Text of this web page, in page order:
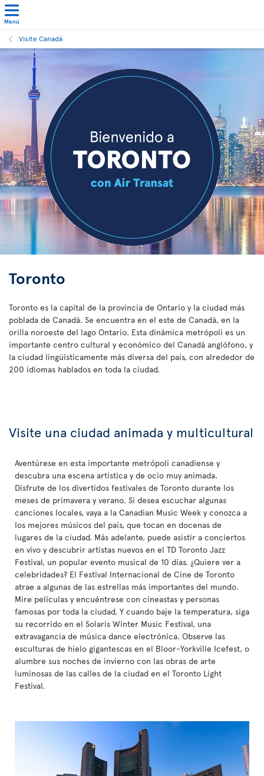
Menú
Visite Canadá
Toronto
Toronto es la capital de la provincia de Ontario y la ciudad más
poblada de Canadá. Se encuentra en el este de Canadá, en la
orilla noroeste del lago Ontario. Esta dinámica metrópoli es un
importante centro cultural y económico del Canadá anglófono, y
la ciudad lingüísticamente más diversa del país, con alrededor de
200 idiomas hablados en toda la ciudad.
Visite una ciudad animada y multicultural
Aventúrese en esta importante metrópoli canadiense y
descubra una escena artística y de ocio muy animada.
Disfrute de los divertidos festivales de Toronto durante los
meses de primavera y verano. Si desea escuchar algunas
canciones locales, vaya a la Canadian Music Week y conozca a
los mejores músicos del país, que tocan en docenas de
lugares de la ciudad. Más adelante, puede asistir a conciertos
en vivo y descubrir artistas nuevos en el TD Toronto Jazz
Festival, un popular evento musical de 10 días. ¿Quiere ver a
celebridades? El Festival Internacional de Cine de Toronto
atrae a algunas de las estrellas más importantes del mundo.
Mire películas y encuéntrese con cineastas y personas
famosas por toda la ciudad. Y cuando baje la temperatura, siga
su recorrido en el Solaris Winter Music Festival, una
extravagancia de música dance electrónica. Observe las
esculturas de hielo gigantescas en el Bloor-Yorkville Icefest, o
alumbre sus noches de invierno con las obras de arte
luminosas de las calles de la ciudad en el Toronto Light
Festival.